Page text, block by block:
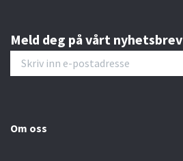
Meld deg på vårt nyhetsbrev
Om oss